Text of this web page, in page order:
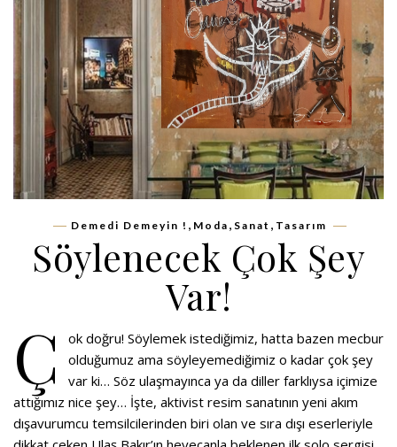
Demedi Demeyin ! , Moda , Sanat , Tasarım
Söylenecek Çok Şey
Var!
Ç
ok doğru! Söylemek istediğimiz, hatta bazen mecbur
olduğumuz ama söyleyemediğimiz o kadar çok şey
var ki… Söz ulaşmayınca ya da diller farklıysa içimize
attığımız nice şey… İşte, aktivist resim sanatının yeni akım
dışavurumcu temsilcilerinden biri olan ve sıra dışı eserleriyle